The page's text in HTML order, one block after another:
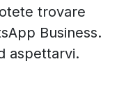
trovare
Business.
aspettarvi.